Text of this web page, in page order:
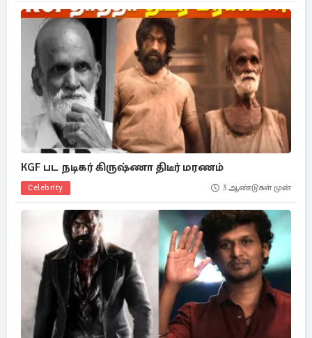
KGF பட நடிகர் கிருஷ்ணா திடீர் மரணம்
Celebrity 3 ஆண்டுகள் முன்